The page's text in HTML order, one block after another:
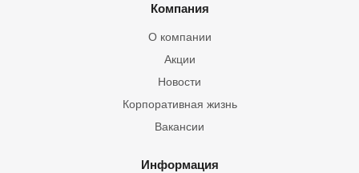
Компания
О компании
Акции
Новости
Корпоративная жизнь
Вакансии
Информация